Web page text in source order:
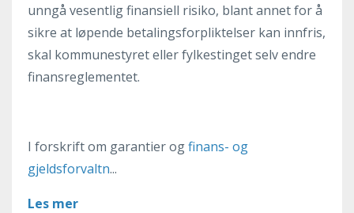
unngå vesentlig finansiell risiko, blant annet for å
sikre at løpende betalingsforpliktelser kan innfris,
skal kommunestyret eller fylkestinget selv endre
finansreglementet.
I forskrift om garantier ogfinans- og
gjeldsforvaltn...
Les mer